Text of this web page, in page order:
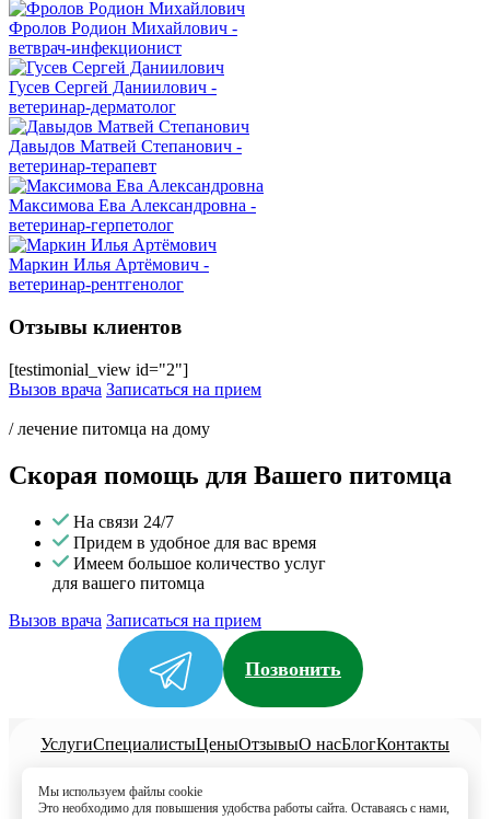
Фролов Родион Михайлович -
ветврач-инфекционист
Гусев Сергей Даниилович -
ветеринар-дерматолог
Давыдов Матвей Степанович -
ветеринар-терапевт
Максимова Ева Александровна -
ветеринар-герпетолог
Маркин Илья Артёмович -
ветеринар-рентгенолог
Отзывы клиентов
[testimonial_view id="2"]
Вызов врача Записаться на прием
/ лечение питомца на дому
Скорая помощь для Вашего питомца
На связи 24/7
Придем в удобное для вас время
Имеем большое количество услуг
для вашего питомца
Вызов врача Записаться на прием
Мы используем файлы cookie
Это необходимо для повышения удобства работы сайта. Оставаясь с нами,
Позвонить
УслугиСпециалистыЦеныОтзывыО насБлогКонтакты
Политика конфиденциальности
Согласие на обработку